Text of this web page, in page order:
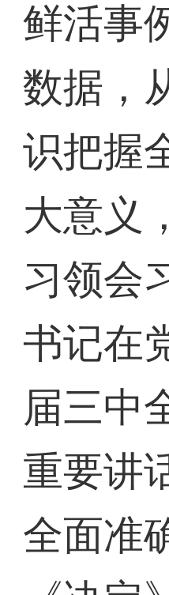
鲜活事
数据，
识把握
大意义
习领会
书记在
届三中
重要讲
全面准